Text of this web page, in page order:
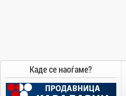
Каде се наоѓаме?